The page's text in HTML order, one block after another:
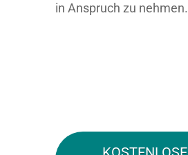
in Anspruch zu nehmen.